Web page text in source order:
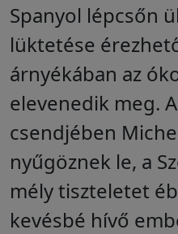
Spanyol lépcsőn
lüktetése
árnyékában az
elevenedik meg.
csendjében
nyűgöznek le, a
mély tiszteletet
kevésbé hívő